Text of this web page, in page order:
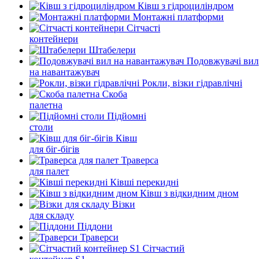
Ківш з гідроциліндром
Монтажні платформи
Сітчасті
контейнери
Штабелери
Подовжувачі вил
на навантажувач
Рокли, візки гідравлічні
Скоба
палетна
Підйомні
столи
Ківш
для біг-бігів
Траверса
для палет
Ківші перекидні
Ківш з відкидним дном
Візки
для складу
Піддони
Траверси
Сітчастий